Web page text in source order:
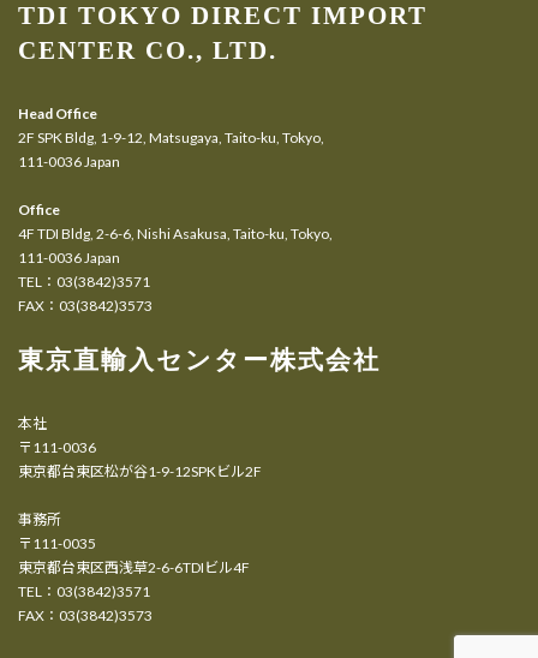
TDI TOKYO DIRECT IMPORT
CENTER CO., LTD.
Head Office
2F SPK Bldg, 1-9-12, Matsugaya, Taito-ku, Tokyo,
111-0036 Japan
Office
4F TDI Bldg, 2-6-6, Nishi Asakusa, Taito-ku, Tokyo,
111-0036 Japan
TEL：03(3842)3571
FAX：03(3842)3573
東京直輸入センター株式会社
本社
〒111-0036
東京都台東区松が谷1-9-12SPKビル2F
事務所
〒111-0035
東京都台東区西浅草2-6-6TDIビル4F
TEL：03(3842)3571
FAX：03(3842)3573